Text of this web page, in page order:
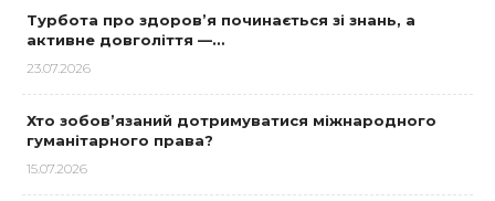
Турбота про здоров’я починається зі знань, а
активне довголіття —…
23.07.2026
Хто зобов’язаний дотримуватися міжнародного
гуманітарного права?
15.07.2026